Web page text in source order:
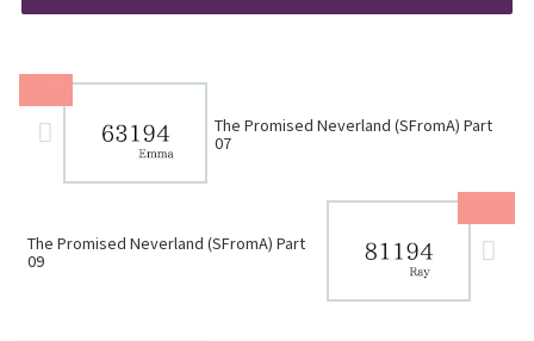
The Promised Neverland (SFromA) Part
07
The Promised Neverland (SFromA) Part
09